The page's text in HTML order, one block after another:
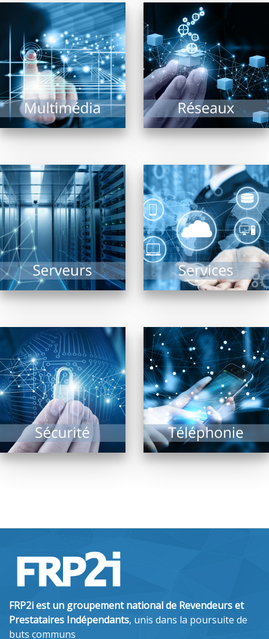
Pour la diffusion de
contenus multimédia,
affichage dynamique
intérieur ou extérieur,
bornes interactives,
vidéo projection,
écrans...
EN SAVOIR PLUS
En confiant aux
revendeurs membres
de FRP2i le
déploiement,
l’administration et la
supervision de
systèmes réseaux,...
EN SAVOIR PLUS
Collectivités, TPE, PME,
ou de taille plus
conséquente, le(s)
serveur(s) reste(nt)
dans tous les cas le...
EN SAVOIR PLUS
Sauvegarde, Sécurité,
Solutions Cloud,
Infogérance,
Assistance, PRA, Saas,
réponses aux appels
au secours…
l’informatique n’est
plus...
EN SAVOIR PLUS
Etudier la fiabilité du
système d’informations
d’une entreprise,
assurer sa sécurité
d’accès sont les
missions des...
EN SAVOIR PLUS
La téléphonie est en
révolution depuis
quelques années et les
améliorations
majeures sont à venir
!...
EN SAVOIR PLUS
FRP2i est un groupement national de Revendeurs et
Prestataires Indépendants, unis dans la poursuite de
buts communs